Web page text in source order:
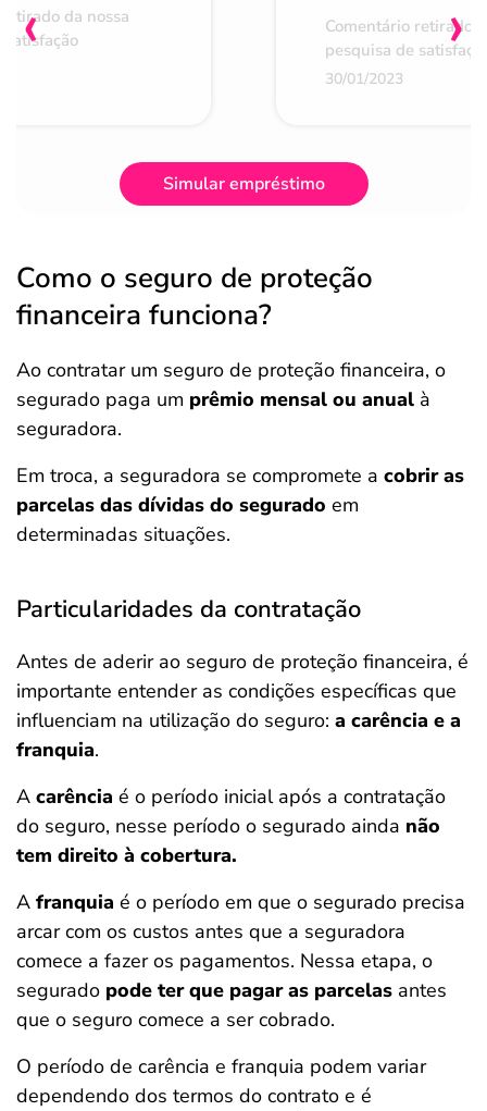
da nossa
Comentário retirado
pesquisa de
30/01/2023
‹ ›
Simular empréstimo
Como o seguro de proteção
financeira funciona?
Ao contratar um seguro de proteção financeira, o
segurado paga um prêmio mensal ou anual à
seguradora.
Em troca, a seguradora se compromete a cobrir as
parcelas das dívidas do segurado em
determinadas situações.
Particularidades da contratação
Antes de aderir ao seguro de proteção financeira, é
importante entender as condições específicas que
influenciam na utilização do seguro: a carência e a
franquia.
A carência é o período inicial após a contratação
do seguro, nesse período o segurado ainda não
tem direito à cobertura.
A franquia é o período em que o segurado precisa
arcar com os custos antes que a seguradora
comece a fazer os pagamentos. Nessa etapa, o
segurado pode ter que pagar as parcelas antes
que o seguro comece a ser cobrado.
O período de carência e franquia podem variar
dependendo dos termos do contrato e é